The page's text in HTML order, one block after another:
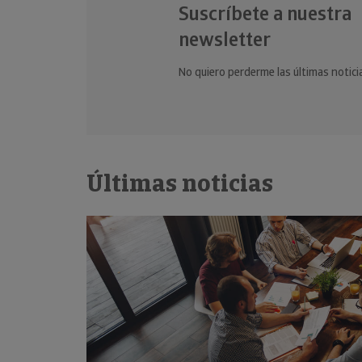
Suscríbete a nuestra
newsletter
No quiero perderme las últimas
Últimas noticias